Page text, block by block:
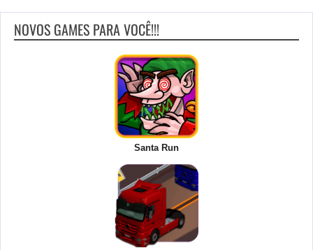
NOVOS GAMES PARA VOCÊ!!!
Santa Run